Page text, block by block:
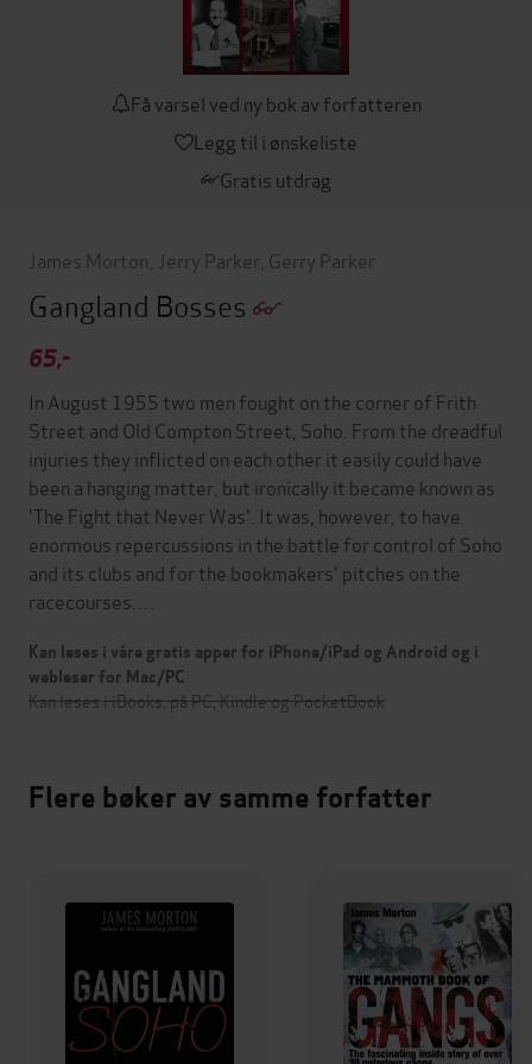
Få varsel ved ny bok av forfatteren
Legg til i ønskeliste
Gratis utdrag
James Morton Jerry Parker Gerry Parker
Gangland Bosses
65,-
In August 1955 two men fought on the corner of Frith
Street and Old Compton Street, Soho. From the dreadful
injuries they inflicted on each other it easily could have
been a hanging matter, but ironically it became known as
'The Fight that Never Was'. It was, however, to have
enormous repercussions in the battle for control of Soho
and its clubs and for the bookmakers' pitches on the
racecourses.…
Kan leses i våre gratis apper for iPhone/iPad og Android og i
webleser for Mac/PC
Kan leses i iBooks, på PC, Kindle og PocketBook
Flere bøker av samme forfatter